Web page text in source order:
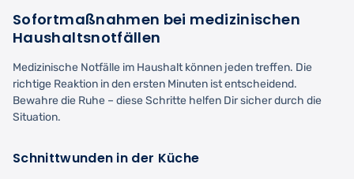
Sofortmaßnahmen bei medizinischen
Haushaltsnotfällen
Medizinische Notfälle im Haushalt können jeden treffen. Die
richtige Reaktion in den ersten Minuten ist entscheidend.
Bewahre die Ruhe – diese Schritte helfen Dir sicher durch die
Situation.
Schnittwunden in der Küche